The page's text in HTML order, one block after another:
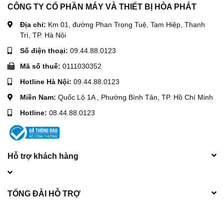
CÔNG TY CỔ PHẦN MÁY VÀ THIẾT BỊ HÒA PHÁT
Địa chỉ: Km 01, đường Phan Trọng Tuệ, Tam Hiệp, Thanh
Trì, TP. Hà Nội
Số điện thoại: 09.44.88.0123
Mã số thuế: 0111030352
Hotline Hà Nội: 09.44.88.0123
Miền Nam: Quốc Lộ 1A , Phường Bình Tân, TP. Hồ Chí Minh
Hotline: 08.44.88.0123
Hỗ trợ khách hàng
TỔNG ĐÀI HỖ TRỢ